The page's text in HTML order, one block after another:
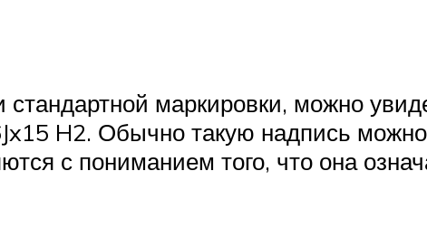
маркировки, можно
H2. Обычно такую надпись
с пониманием того, что она